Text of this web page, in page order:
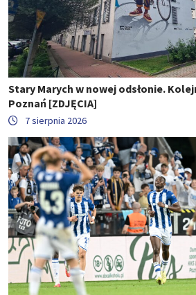
Stary Marych w nowej odsłonie.
Poznań [ZDJĘCIA]
7 sierpnia 2026